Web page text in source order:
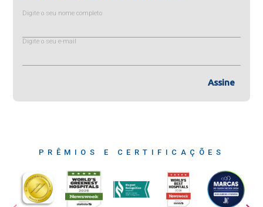
Digite o seu nome completo
Digite o seu e-mail
Assine
PRÊMIOS E CERTIFICAÇÕES